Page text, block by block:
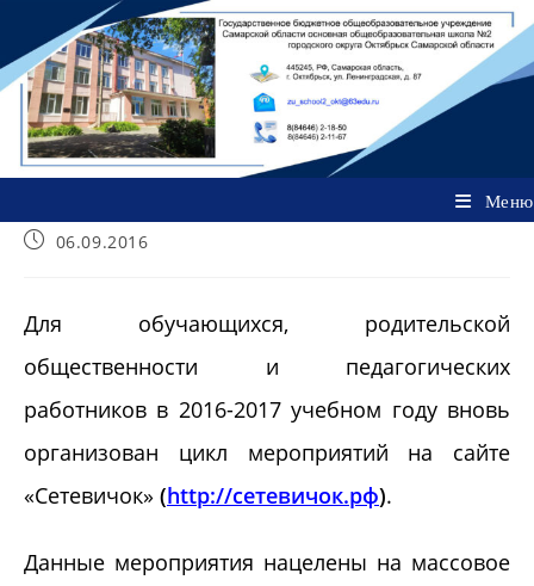
содержимому
Меню
Запись06.09.2016
Для обучающихся, родительской
общественности и педагогических
работников в 2016-2017 учебном году вновь
организован цикл мероприятий на сайте
«Сетевичок» (http://сетевичок.рф).
Данные мероприятия нацелены на массовое